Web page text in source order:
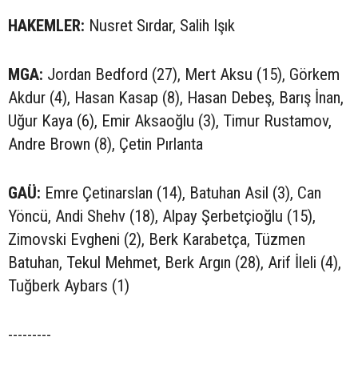
HAKEMLER: Nusret Sırdar, Salih Işık
MGA: Jordan Bedford (27), Mert Aksu (15), Görkem
Akdur (4), Hasan Kasap (8), Hasan Debeş, Barış İnan,
Uğur Kaya (6), Emir Aksaoğlu (3), Timur Rustamov,
Andre Brown (8), Çetin Pırlanta
GAÜ: Emre Çetinarslan (14), Batuhan Asil (3), Can
Yöncü, Andi Shehv (18), Alpay Şerbetçioğlu (15),
Zimovski Evgheni (2), Berk Karabetça, Tüzmen
Batuhan, Tekul Mehmet, Berk Argın (28), Arif İleli (4),
Tuğberk Aybars (1)
---------